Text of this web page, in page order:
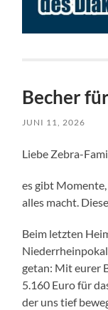
Becher
JUNI 11, 2026
Liebe Zebra-
es gibt
alles macht.
Beim letzten
getan: Mit eurer
5.160 Euro für
der uns tief